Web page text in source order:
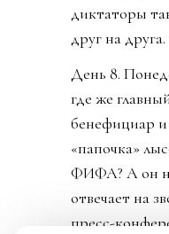
диктаторы
друг на друга.
День 8.
где же
бенефициар и
«папочка»
ФИФА? А он
отвечает на
пресс-